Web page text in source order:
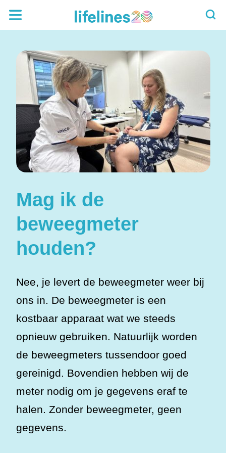
Mag ik de
beweegmeter
houden?
Nee, je levert de beweegmeter weer bij
ons in. De beweegmeter is een
kostbaar apparaat wat we steeds
opnieuw gebruiken. Natuurlijk worden
de beweegmeters tussendoor goed
gereinigd. Bovendien hebben wij de
meter nodig om je gegevens eraf te
halen. Zonder beweegmeter, geen
gegevens.